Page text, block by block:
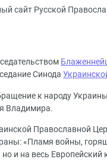
сайт Русской
Синода
к народу
Владимира.
Православной
«Пламя войны,
и на весь